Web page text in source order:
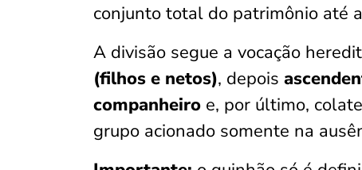
conjunto total do patrimônio até
A divisão segue a vocação
(filhos e netos), depois
companheiro e, por último,
grupo acionado somente na